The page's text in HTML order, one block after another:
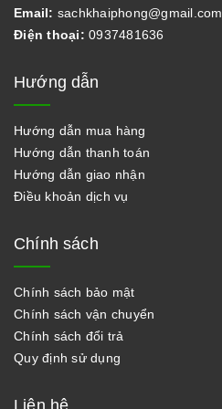
Email: sachkhaiphong@gmail.com
Điện thoại: 0937481636
Hướng dẫn
Hướng dẫn mua hàng
Hướng dẫn thanh toán
Hướng dẫn giao nhận
Điều khoản dịch vụ
Chính sách
Chính sách bảo mật
Chính sách vận chuyển
Chính sách đổi trả
Quy định sử dụng